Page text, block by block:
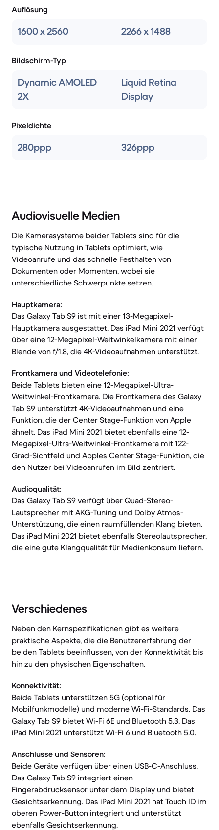
Auflösung
1600 x 2560 2266 x 1488
Bildschirm-Typ
Dynamic AMOLED
2X
Liquid Retina
Display
Pixeldichte
280ppp 326ppp
Audiovisuelle Medien
Die Kamerasysteme beider Tablets sind für die
typische Nutzung in Tablets optimiert, wie
Videoanrufe und das schnelle Festhalten von
Dokumenten oder Momenten, wobei sie
unterschiedliche Schwerpunkte setzen.
Hauptkamera:
Das Galaxy Tab S9 ist mit einer 13-Megapixel-
Hauptkamera ausgestattet. Das iPad Mini 2021 verfügt
über eine 12-Megapixel-Weitwinkelkamera mit einer
Blende von f/1.8, die 4K-Videoaufnahmen unterstützt.
Frontkamera und Videotelefonie:
Beide Tablets bieten eine 12-Megapixel-Ultra-
Weitwinkel-Frontkamera. Die Frontkamera des Galaxy
Tab S9 unterstützt 4K-Videoaufnahmen und eine
Funktion, die der Center Stage-Funktion von Apple
ähnelt. Das iPad Mini 2021 bietet ebenfalls eine 12-
Megapixel-Ultra-Weitwinkel-Frontkamera mit 122-
Grad-Sichtfeld und Apples Center Stage-Funktion, die
den Nutzer bei Videoanrufen im Bild zentriert.
Audioqualität:
Das Galaxy Tab S9 verfügt über Quad-Stereo-
Lautsprecher mit AKG-Tuning und Dolby Atmos-
Unterstützung, die einen raumfüllenden Klang bieten.
Das iPad Mini 2021 bietet ebenfalls Stereolautsprecher,
die eine gute Klangqualität für Medienkonsum liefern.
Verschiedenes
Neben den Kernspezifikationen gibt es weitere
praktische Aspekte, die die Benutzererfahrung der
beiden Tablets beeinflussen, von der Konnektivität bis
hin zu den physischen Eigenschaften.
Konnektivität:
Beide Tablets unterstützen 5G (optional für
Mobilfunkmodelle) und moderne Wi-Fi-Standards. Das
Galaxy Tab S9 bietet Wi-Fi 6E und Bluetooth 5.3. Das
iPad Mini 2021 unterstützt Wi-Fi 6 und Bluetooth 5.0.
Anschlüsse und Sensoren:
Beide Geräte verfügen über einen USB-C-Anschluss.
Das Galaxy Tab S9 integriert einen
Fingerabdrucksensor unter dem Display und bietet
Gesichtserkennung. Das iPad Mini 2021 hat Touch ID im
oberen Power-Button integriert und unterstützt
ebenfalls Gesichtserkennung.